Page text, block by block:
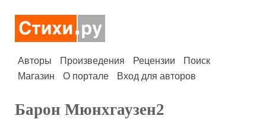
Авторы Произведения Рецензии
Поиск
Магазин
О портале Вход для авторов
Барон Мюнхгаузен2